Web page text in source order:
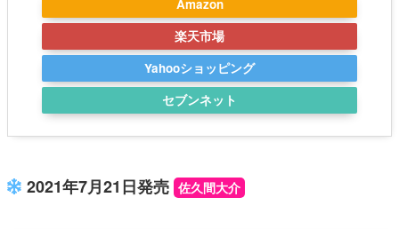
Amazon
楽天市場
Yahooショッピング
セブンネット
2021年7月21日発売 佐久間大介